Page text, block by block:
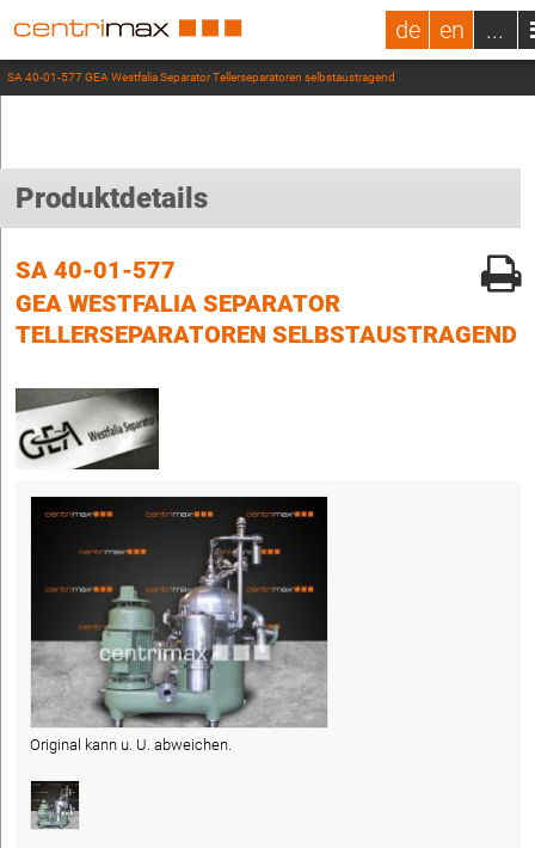
de en ...
SA 40-01-577 GEA Westfalia Separator Tellerseparatoren selbstaustragend
Produktdetails
SA 40-01-577
GEA WESTFALIA SEPARATOR
TELLERSEPARATOREN SELBSTAUSTRAGEND
Original kann u. U. abweichen.